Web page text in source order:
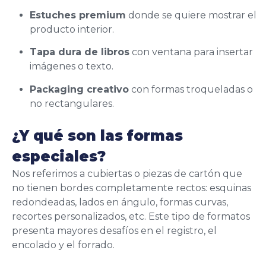
Estuches premium donde se quiere mostrar el
producto interior.
Tapa dura de libros con ventana para insertar
imágenes o texto.
Packaging creativo con formas troqueladas o
no rectangulares.
¿Y qué son las formas
especiales?
Nos referimos a cubiertas o piezas de cartón que
no tienen bordes completamente rectos: esquinas
redondeadas, lados en ángulo, formas curvas,
recortes personalizados, etc. Este tipo de formatos
presenta mayores desafíos en el registro, el
encolado y el forrado.